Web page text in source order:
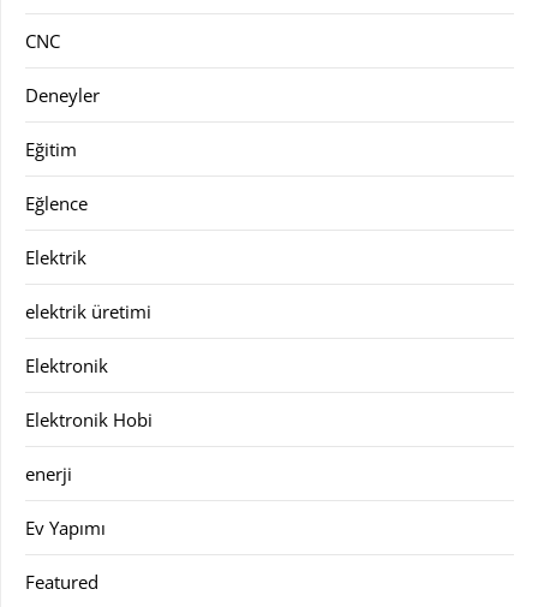
CNC
Deneyler
Eğitim
Eğlence
Elektrik
elektrik üretimi
Elektronik
Elektronik Hobi
enerji
Ev Yapımı
Featured